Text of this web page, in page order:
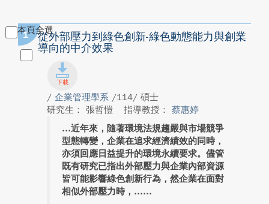
本頁全選
1
從外部壓力到綠色創新-綠色動態能力與創業
導向的中介效果
/ 企業管理學系 /114/ 碩士
研究生： 張哲愷
指導教授： 蔡惠婷
近年來，隨著環境法規趨嚴與市場競爭
型態轉變，企業在追求經濟績效的同時，
亦須回應日益提升的環境永續要求。儘管
既有研究已指出外部壓力與企業內部資源
皆可能影響綠色創新行為，然企業在面對
相似外部壓力時，...